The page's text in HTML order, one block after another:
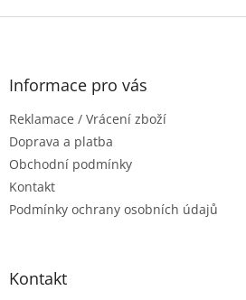
Z
Informace pro vás
Reklamace / Vrácení zboží
Doprava a platba
Obchodní podmínky
Kontakt
Podmínky ochrany osobních údajů
Kontakt